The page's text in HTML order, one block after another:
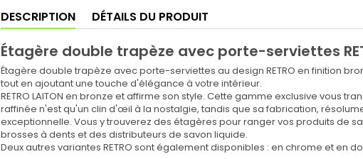
DESCRIPTION DÉTAILS DU PRODUIT
Étagère double trapèze avec porte-serviettes
Étagère double trapèze avec porte-serviettes au design RETRO en finition
tout en ajoutant une touche d'élégance à votre intérieur.
RETRO LAITON en bronze et affirme son style. Cette gamme exclusive vous
raffinée n'est qu'un clin d'œil à la nostalgie, tandis que sa fabrication,
exceptionnelle. Vous y trouverez des étagères pour ranger vos produits de
brosses à dents et des distributeurs de savon liquide.
Deux autres variantes RETRO sont également disponibles : en chrome et en